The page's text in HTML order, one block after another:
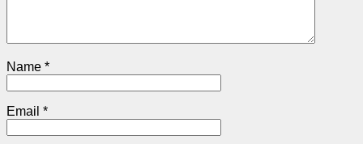
Name *
Email *